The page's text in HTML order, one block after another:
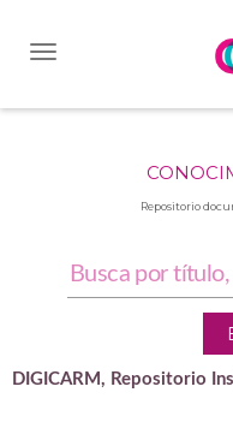
Repositorio
DIGICARM, Repositorio